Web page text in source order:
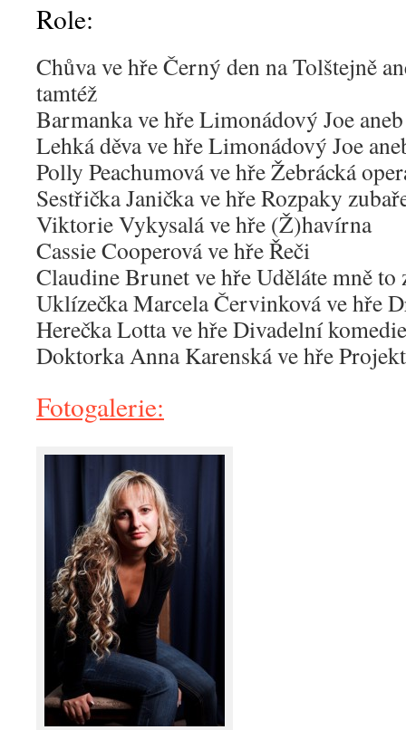
Role:
Chůva ve hře Černý den na Tolštejně
tamtéž
Barmanka ve hře Limonádový Joe
Lehká děva ve hře Limonádový Joe
Polly Peachumová ve hře Žebrácká
Sestřička Janička ve hře Rozpaky
Viktorie Vykysalá ve hře (Ž)havírna
Cassie Cooperová ve hře Řeči
Claudine Brunet ve hře Uděláte mně to
Uklízečka Marcela Červinková ve hře
Herečka Lotta ve hře Divadelní komedie
Doktorka Anna Karenská ve hře
Fotogalerie: